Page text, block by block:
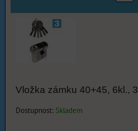
Vložka zámku 40+45, 6kl.,
Dostupnost: Skladem